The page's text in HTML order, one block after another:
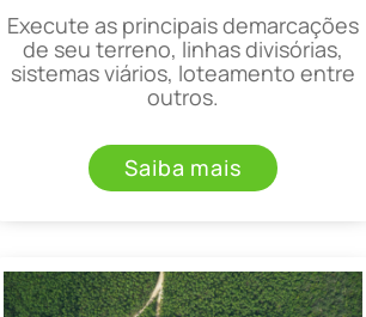
Execute as principais demarcações
de seu terreno, linhas divisórias,
sistemas viários, loteamento entre
outros.
Saiba mais